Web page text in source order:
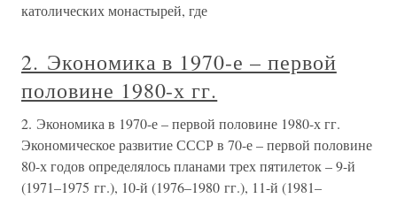
католических монастырей, где
2. Экономика в 1970-е – первой
половине 1980-х гг.
2. Экономика в 1970-е – первой половине 1980-х гг.
Экономическое развитие СССР в 70-е – первой половине
80-х годов определялось планами трех пятилеток – 9-й
(1971–1975 гг.), 10-й (1976–1980 гг.), 11-й (1981–